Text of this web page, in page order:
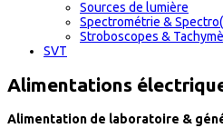
Sources de lumière
Spectrométrie &
Stroboscopes &
SVT
Alimentations
Alimentation de laboratoire &